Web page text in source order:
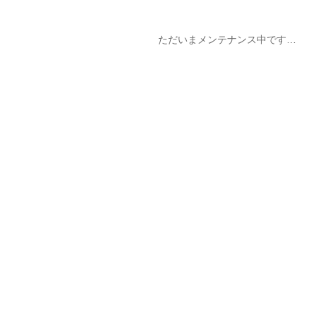
ただいまメンテナンス中です…